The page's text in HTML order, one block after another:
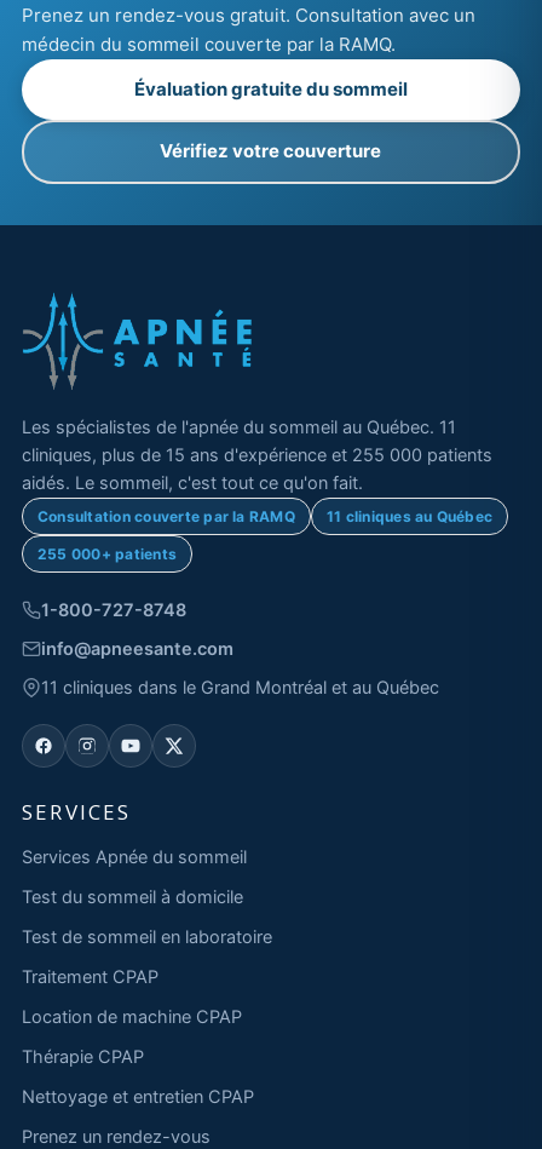
Prenez un rendez-vous gratuit. Consultation avec un
médecin du sommeil couverte par la RAMQ.
Évaluation gratuite du sommeil
Vérifiez votre couverture
Les spécialistes de l'apnée du sommeil au Québec. 11
cliniques, plus de 15 ans d'expérience et 255 000 patients
aidés. Le sommeil, c'est tout ce qu'on fait.
Consultation couverte par la RAMQ 11 cliniques au Québec
255 000+ patients
1-800-727-8748
info@apneesante.com
11 cliniques dans le Grand Montréal et au Québec
SERVICES
Services Apnée du sommeil
Test du sommeil à domicile
Test de sommeil en laboratoire
Traitement CPAP
Location de machine CPAP
Thérapie CPAP
Nettoyage et entretien CPAP
Prenez un rendez-vous